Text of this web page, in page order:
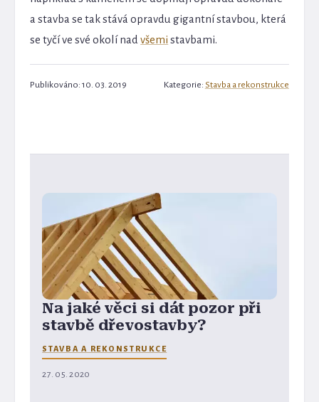
a stavba se tak stává opravdu gigantní stavbou, která
se tyčí ve své okolí nadvšemi stavbami.
Publikováno: 10. 03. 2019 Kategorie: Stavba a rekonstrukce
Na jaké věci si dát pozor při
stavbě dřevostavby?
STAVBA A REKONSTRUKCE
27. 05. 2020